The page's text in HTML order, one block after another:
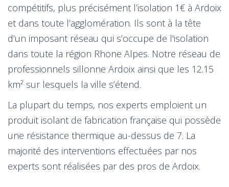
compétitifs, plus précisément l’isolation 1€ à Ardoix
et dans toute l’agglomération. Ils sont à la tête
d’un imposant réseau qui s’occupe de l'isolation
dans toute la région Rhone Alpes. Notre réseau de
professionnels sillonne Ardoix ainsi que les 12.15
km² sur lesquels la ville s’étend.
La plupart du temps, nos experts emploient un
produit isolant de fabrication française qui possède
une résistance thermique au-dessus de 7. La
majorité des interventions effectuées par nos
experts sont réalisées par des pros de Ardoix.